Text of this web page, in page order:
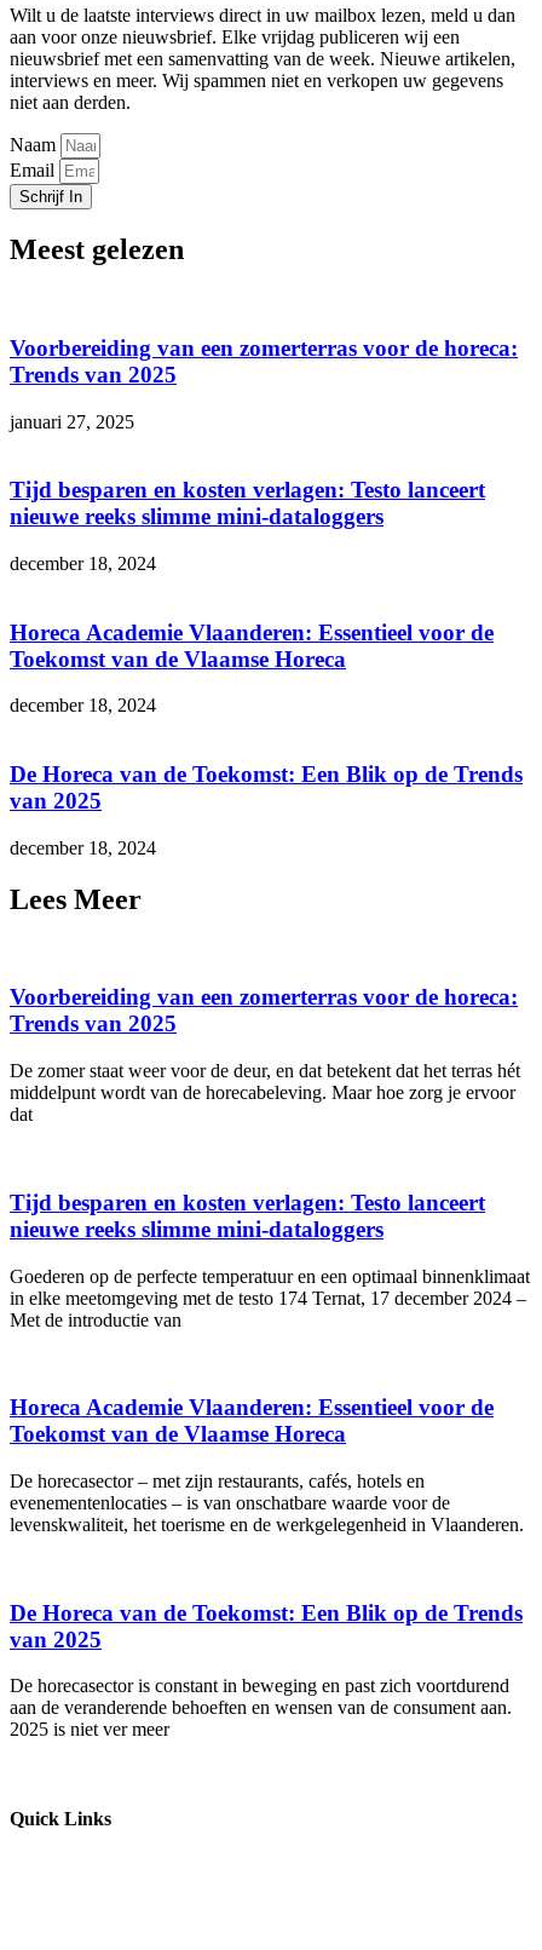
Wilt u de laatste interviews direct in uw mailbox lezen, meld u dan
aan voor onze nieuwsbrief. Elke vrijdag publiceren wij een
nieuwsbrief met een samenvatting van de week. Nieuwe artikelen,
interviews en meer. Wij spammen niet en verkopen uw gegevens
niet aan derden.
Naam
Email
Schrijf In
Meest gelezen
Voorbereiding van een zomerterras voor de horeca:
Trends van 2025
januari 27, 2025
Tijd besparen en kosten verlagen: Testo lanceert
nieuwe reeks slimme mini-dataloggers
december 18, 2024
Horeca Academie Vlaanderen: Essentieel voor de
Toekomst van de Vlaamse Horeca
december 18, 2024
De Horeca van de Toekomst: Een Blik op de Trends
van 2025
december 18, 2024
Lees Meer
Voorbereiding van een zomerterras voor de horeca:
Trends van 2025
De zomer staat weer voor de deur, en dat betekent dat het terras hét
middelpunt wordt van de horecabeleving. Maar hoe zorg je ervoor
dat
Tijd besparen en kosten verlagen: Testo lanceert
nieuwe reeks slimme mini-dataloggers
Goederen op de perfecte temperatuur en een optimaal binnenklimaat
in elke meetomgeving met de testo 174 Ternat, 17 december 2024 –
Met de introductie van
Horeca Academie Vlaanderen: Essentieel voor de
Toekomst van de Vlaamse Horeca
De horecasector – met zijn restaurants, cafés, hotels en
evenementenlocaties – is van onschatbare waarde voor de
levenskwaliteit, het toerisme en de werkgelegenheid in Vlaanderen.
De Horeca van de Toekomst: Een Blik op de Trends
van 2025
De horecasector is constant in beweging en past zich voortdurend
aan de veranderende behoeften en wensen van de consument aan.
2025 is niet ver meer
Quick Links